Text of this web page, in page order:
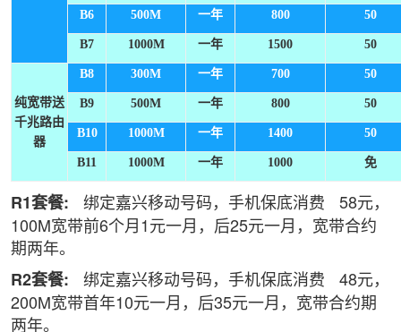
B6 500M 一年 800 50
B7 1000M 一年 1500 50
纯宽带送
千兆路由
器
B8 300M 一年 700 50
B9 500M 一年 800 50
B10 1000M 一年 1400 50
B11 1000M 一年 1000 免
R1套餐: 绑定嘉兴移动号码，手机保底消费
58元，
100M宽带前6个月1元一月，后25元一月，宽带合约
期两年。
R2套餐:
绑定嘉兴移动号码，手机保底消费
48元，
200M宽带首年10元一月，后35元一月，宽带合约期
两年。